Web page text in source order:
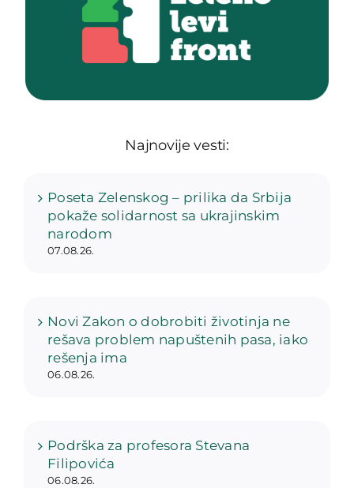
Najnovije vesti:
Poseta Zelenskog – prilika da Srbija
pokaže solidarnost sa ukrajinskim
narodom
07.08.26.
Novi Zakon o dobrobiti životinja ne
rešava problem napuštenih pasa, iako
rešenja ima
06.08.26.
Podrška za profesora Stevana
Filipovića
06.08.26.